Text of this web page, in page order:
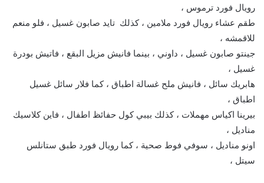
رويال فورد ترموس ،
طقم عشاء رويال فورد ملامين ، كذلك تايد صابون غسيل ، فلو منعم
للاقمشه ،
جينتو صابون غسيل ، داوني ، بينما فانيش مزيل البقع ، فاتيش بودرة
غسيل ،
هابريك سائل ، فانيش ملح غسالة اطباق ، كما فلار سائل غسيل
اطباق ،
بيرينا اكياس مهملات ، كذلك بيبي كول حفائظ اطفال ، فاين كلاسيك
مناديل ،
اونو مناديل ، سوفي فوط صحية ، كما رويال فورد طبق ستانلس
سيتل ،